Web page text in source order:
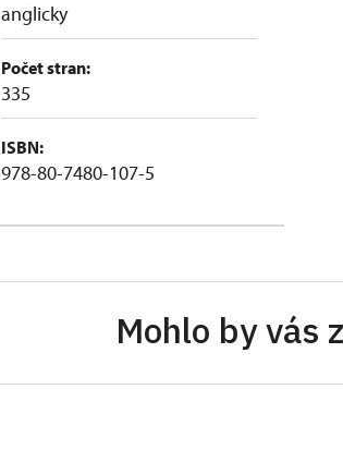
anglicky
Počet stran:
335
ISBN:
978-80-7480-107-5
Mohlo by vás